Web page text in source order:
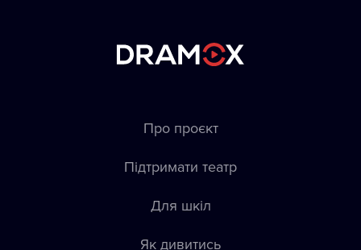
Про проєкт
Підтримати театр
Для шкіл
Як дивитись